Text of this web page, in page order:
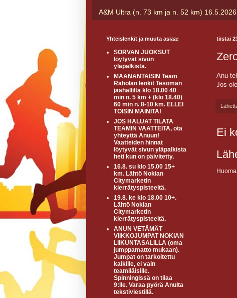
A&M Ultra (n. 73 km ja n. 52 km) 16.5.2026
tiistai
Anu
Jos
Ei
Yhteislenkit ja muuta asiaa:
SORVAN JUOKSUT
löytyvät sivun
yläpalkista.
MAANANTAISIN Team
Raholan lenkit Tesoman
jäähallilta klo 18.00 40
min n. 5 km + (klo 18.40)
60 min n. 8-10 km. ELLEI
TOISIN MAINITA!
JOS HALUAT TILATA
TEAMIN VAATTEITA, ota
yhteyttä Anuun!
Vaatteiden hinnat
löytyvät sivun yläpalkista
heti kun on päivitetty.
16.8. su klo 15.00 15+
km. Lähtö Nokian
Citymarketin
kierrätyspisteeltä.
19.8. ke klo 18.00 10+.
Lähtö Nokian
Citymarketin
kierrätyspisteeltä.
ANUN VETÄMÄT
VIIKKOJUMPAT NOKIAN
LIIKUNTASALILLA (oma
jumppamatto mukaan).
Jumpat on tarkoitettu
kaikille, ei vain
teamiläisille.
Spinningissä on tilaa
9:lle. Varaa pyörä Anulta
tekstiviestillä.